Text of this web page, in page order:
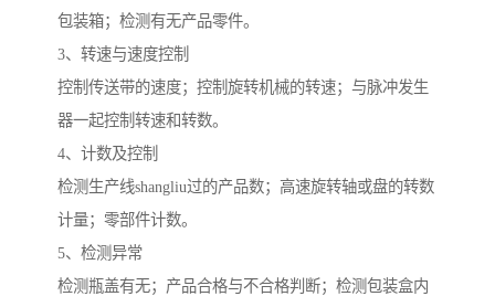
包装箱；检测有无产品零件。
3、转速与速度控制
控制传送带的速度；控制旋转机械的转速；与脉冲发生
器一起控制转速和转数。
4、计数及控制
检测生产线shangliu过的产品数；高速旋转轴或盘的转数
计量；零部件计数。
5、检测异常
检测瓶盖有无；产品合格与不合格判断；检测包装盒内